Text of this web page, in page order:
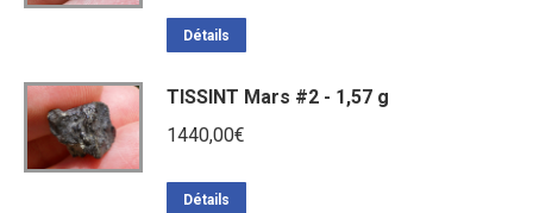
Détails
TISSINT Mars #2 - 1,57 g
1440,00€
Détails